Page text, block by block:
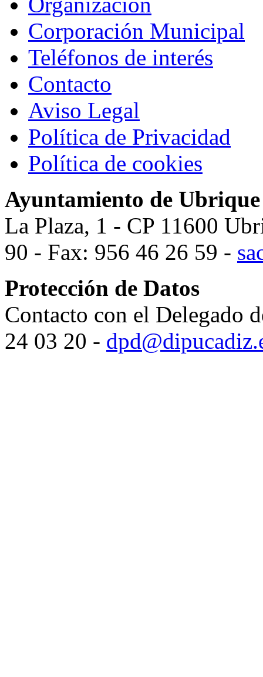
Corporación Municipal
Teléfonos de interés
Contacto
Aviso Legal
Política de Privacidad
Política de cookies
Ayuntamiento de Ubrique
La Plaza, 1 - CP 11600
90 - Fax: 956 46 26 59 -
Protección de Datos
Contacto con el Delegado
24 03 20 -